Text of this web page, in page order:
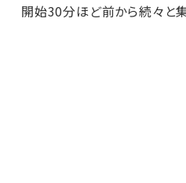
開始30分ほど前から続々と